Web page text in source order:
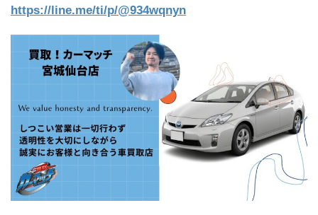
https://line.me/ti/p/@934wqnyn